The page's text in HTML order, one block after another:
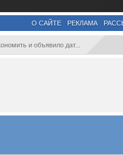
О САЙТЕ РЕКЛАМА
и объявило дат...